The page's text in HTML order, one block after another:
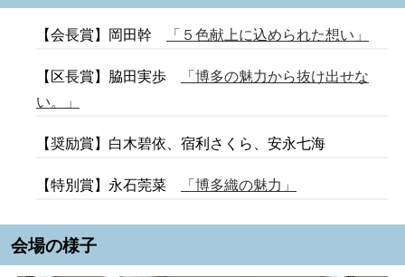
【会長賞】岡田幹 「５色献上に込められた想い」
【区長賞】脇田実歩
「博多の魅力から抜け出せな
い。」
【奨励賞】白木碧依、宿利さくら、安永七海
【特別賞】永石莞菜 「博多織の魅力」
会場の様子